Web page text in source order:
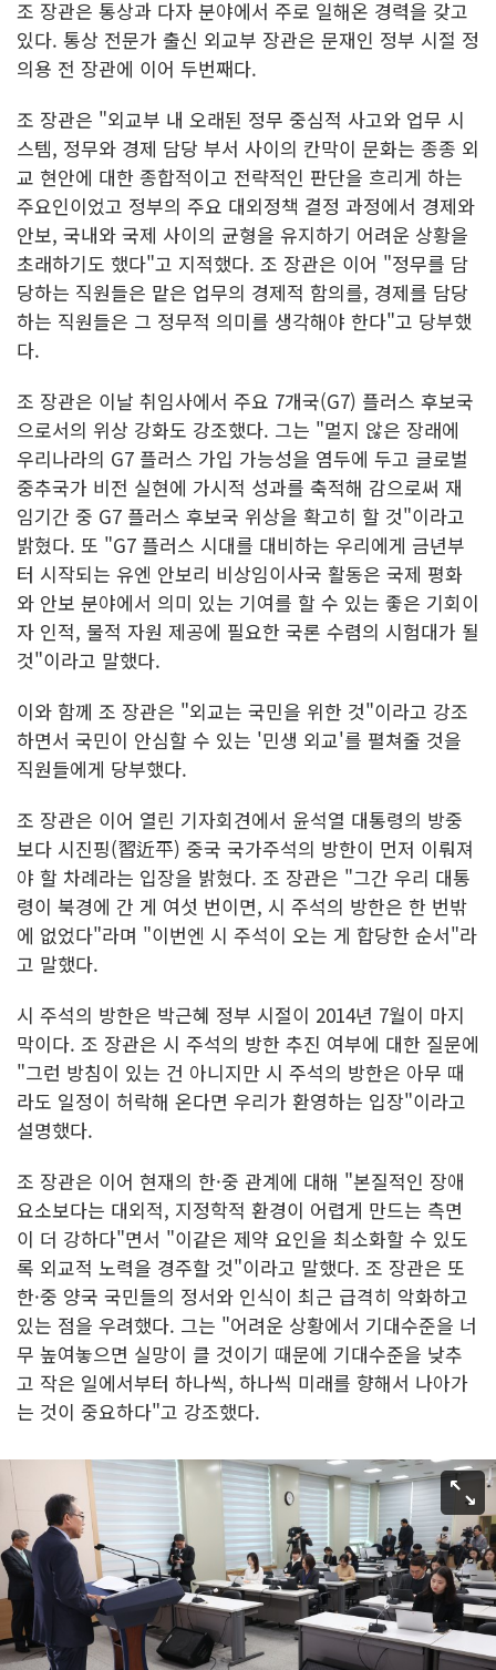
조 장관은 통상과 다자 분야에서 주로 일해온 경력을 갖고
있다. 통상 전문가 출신 외교부 장관은 문재인 정부 시절 정
의용 전 장관에 이어 두번째다.
조 장관은 "외교부 내 오래된 정무 중심적 사고와 업무 시
스템, 정무와 경제 담당 부서 사이의 칸막이 문화는 종종 외
교 현안에 대한 종합적이고 전략적인 판단을 흐리게 하는
주요인이었고 정부의 주요 대외정책 결정 과정에서 경제와
안보, 국내와 국제 사이의 균형을 유지하기 어려운 상황을
초래하기도 했다"고 지적했다. 조 장관은 이어 "정무를 담
당하는 직원들은 맡은 업무의 경제적 함의를, 경제를 담당
하는 직원들은 그 정무적 의미를 생각해야 한다"고 당부했
다.
조 장관은 이날 취임사에서 주요 7개국(G7) 플러스 후보국
으로서의 위상 강화도 강조했다. 그는 "멀지 않은 장래에
우리나라의 G7 플러스 가입 가능성을 염두에 두고 글로벌
중추국가 비전 실현에 가시적 성과를 축적해 감으로써 재
임기간 중 G7 플러스 후보국 위상을 확고히 할 것"이라고
밝혔다. 또 "G7 플러스 시대를 대비하는 우리에게 금년부
터 시작되는 유엔 안보리 비상임이사국 활동은 국제 평화
와 안보 분야에서 의미 있는 기여를 할 수 있는 좋은 기회이
자 인적, 물적 자원 제공에 필요한 국론 수렴의 시험대가 될
것"이라고 말했다.
이와 함께 조 장관은 "외교는 국민을 위한 것"이라고 강조
하면서 국민이 안심할 수 있는 '민생 외교'를 펼쳐줄 것을
직원들에게 당부했다.
조 장관은 이어 열린 기자회견에서 윤석열 대통령의 방중
보다 시진핑(習近平) 중국 국가주석의 방한이 먼저 이뤄져
야 할 차례라는 입장을 밝혔다. 조 장관은 "그간 우리 대통
령이 북경에 간 게 여섯 번이면, 시 주석의 방한은 한 번밖
에 없었다"라며 "이번엔 시 주석이 오는 게 합당한 순서"라
고 말했다.
시 주석의 방한은 박근혜 정부 시절이 2014년 7월이 마지
막이다. 조 장관은 시 주석의 방한 추진 여부에 대한 질문에
"그런 방침이 있는 건 아니지만 시 주석의 방한은 아무 때
라도 일정이 허락해 온다면 우리가 환영하는 입장"이라고
설명했다.
조 장관은 이어 현재의 한·중 관계에 대해 "본질적인 장애
요소보다는 대외적, 지정학적 환경이 어렵게 만드는 측면
이 더 강하다"면서 "이같은 제약 요인을 최소화할 수 있도
록 외교적 노력을 경주할 것"이라고 말했다. 조 장관은 또
한·중 양국 국민들의 정서와 인식이 최근 급격히 악화하고
있는 점을 우려했다. 그는 "어려운 상황에서 기대수준을 너
무 높여놓으면 실망이 클 것이기 때문에 기대수준을 낮추
고 작은 일에서부터 하나씩, 하나씩 미래를 향해서 나아가
는 것이 중요하다"고 강조했다.